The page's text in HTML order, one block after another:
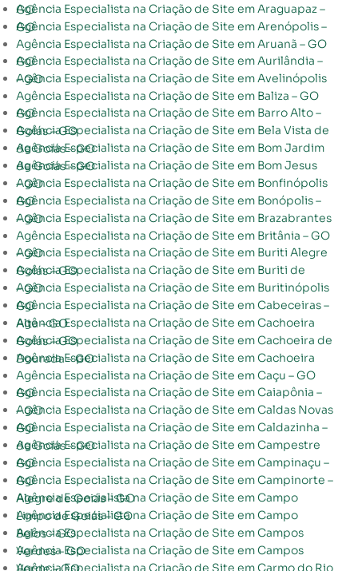
Agência Especialista na Criação de Site em Araguapaz – GO
Agência Especialista na Criação de Site em Arenópolis – GO
Agência Especialista na Criação de Site em Aruanã – GO
Agência Especialista na Criação de Site em Aurilândia – GO
Agência Especialista na Criação de Site em Avelinópolis – GO
Agência Especialista na Criação de Site em Baliza – GO
Agência Especialista na Criação de Site em Barro Alto – GO
Agência Especialista na Criação de Site em Bela Vista de Goiás – GO
Agência Especialista na Criação de Site em Bom Jardim de Goiás – GO
Agência Especialista na Criação de Site em Bom Jesus de Goiás – GO
Agência Especialista na Criação de Site em Bonfinópolis – GO
Agência Especialista na Criação de Site em Bonópolis – GO
Agência Especialista na Criação de Site em Brazabrantes – GO
Agência Especialista na Criação de Site em Britânia – GO
Agência Especialista na Criação de Site em Buriti Alegre – GO
Agência Especialista na Criação de Site em Buriti de Goiás – GO
Agência Especialista na Criação de Site em Buritinópolis – GO
Agência Especialista na Criação de Site em Cabeceiras – GO
Agência Especialista na Criação de Site em Cachoeira Alta – GO
Agência Especialista na Criação de Site em Cachoeira de Goiás – GO
Agência Especialista na Criação de Site em Cachoeira Dourada – GO
Agência Especialista na Criação de Site em Caçu – GO
Agência Especialista na Criação de Site em Caiapônia – GO
Agência Especialista na Criação de Site em Caldas Novas – GO
Agência Especialista na Criação de Site em Caldazinha – GO
Agência Especialista na Criação de Site em Campestre de Goiás – GO
Agência Especialista na Criação de Site em Campinaçu – GO
Agência Especialista na Criação de Site em Campinorte – GO
Agência Especialista na Criação de Site em Campo Alegre de Goiás – GO
Agência Especialista na Criação de Site em Campo Limpo de Goiás – GO
Agência Especialista na Criação de Site em Campos Belos – GO
Agência Especialista na Criação de Site em Campos Verdes – GO